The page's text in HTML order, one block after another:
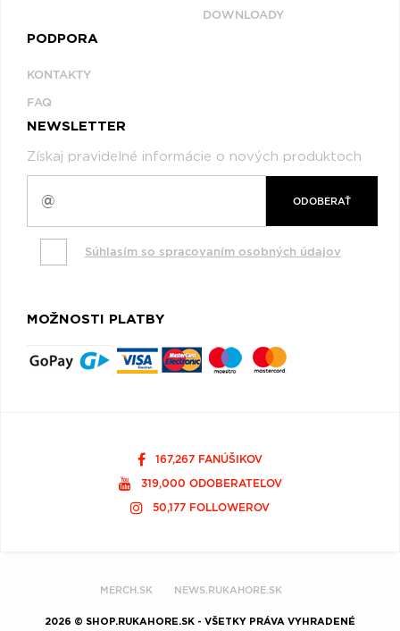
DOWNLOADY
PODPORA
KONTAKTY
FAQ
NEWSLETTER
Získaj pravidelné informácie o nových produktoch
ODOBERAŤ
Súhlasím so spracovaním osobných údajov
MOŽNOSTI PLATBY
167,267 FANÚŠIKOV
319,000 ODOBERATEĽOV
50,177 FOLLOWEROV
MERCH.SK NEWS.RUKAHORE.SK
2026 © SHOP.RUKAHORE.SK - VŠETKY PRÁVA VYHRADENÉ